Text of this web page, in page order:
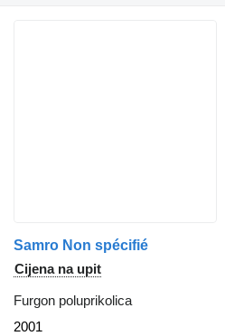
Samro Non spécifié
Cijena na upit
Furgon poluprikolica
2001